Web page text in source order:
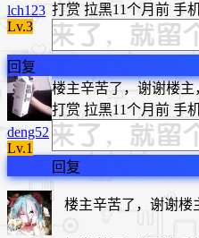
lch123
Lv.3
打赏 拉黑11个月前 手
回复
deng52
Lv.1
楼主辛苦了，谢谢楼主
打赏 拉黑11个月前 手
回复
楼主辛苦了，谢谢楼